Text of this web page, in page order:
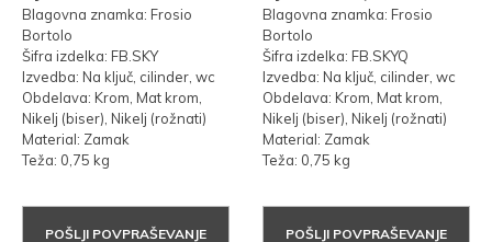
Blagovna znamka: Frosio
Bortolo
Šifra izdelka: FB.SKY
Izvedba: Na ključ, cilinder, wc
Obdelava: Krom, Mat krom,
Nikelj (biser), Nikelj (rožnati)
Material: Zamak
Teža: 0,75 kg
POŠLJI POVPRAŠEVANJE
Blagovna znamka: Frosio
Bortolo
Šifra izdelka: FB.SKYQ
Izvedba: Na ključ, cilinder, wc
Obdelava: Krom, Mat krom,
Nikelj (biser), Nikelj (rožnati)
Material: Zamak
Teža: 0,75 kg
POŠLJI POVPRAŠEVANJE